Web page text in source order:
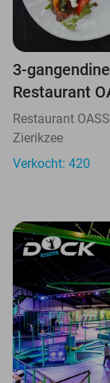
3-
Restaurant
Restaurant
Zierikzee
Verkocht: 420